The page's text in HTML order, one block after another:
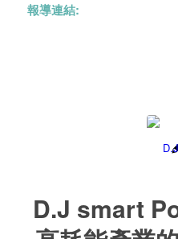
報導連結:
D.J smart